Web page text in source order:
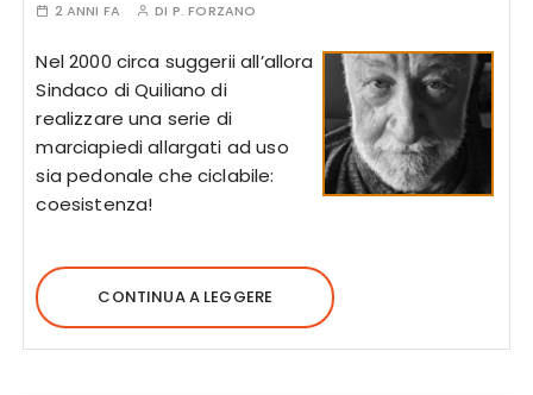
2 ANNI FA DI P. FORZANO
Nel 2000 circa suggerii all’allora
Sindaco di Quiliano di
realizzare una serie di
marciapiedi allargati ad uso
sia pedonale che ciclabile:
coesistenza!
CONTINUA A LEGGERE